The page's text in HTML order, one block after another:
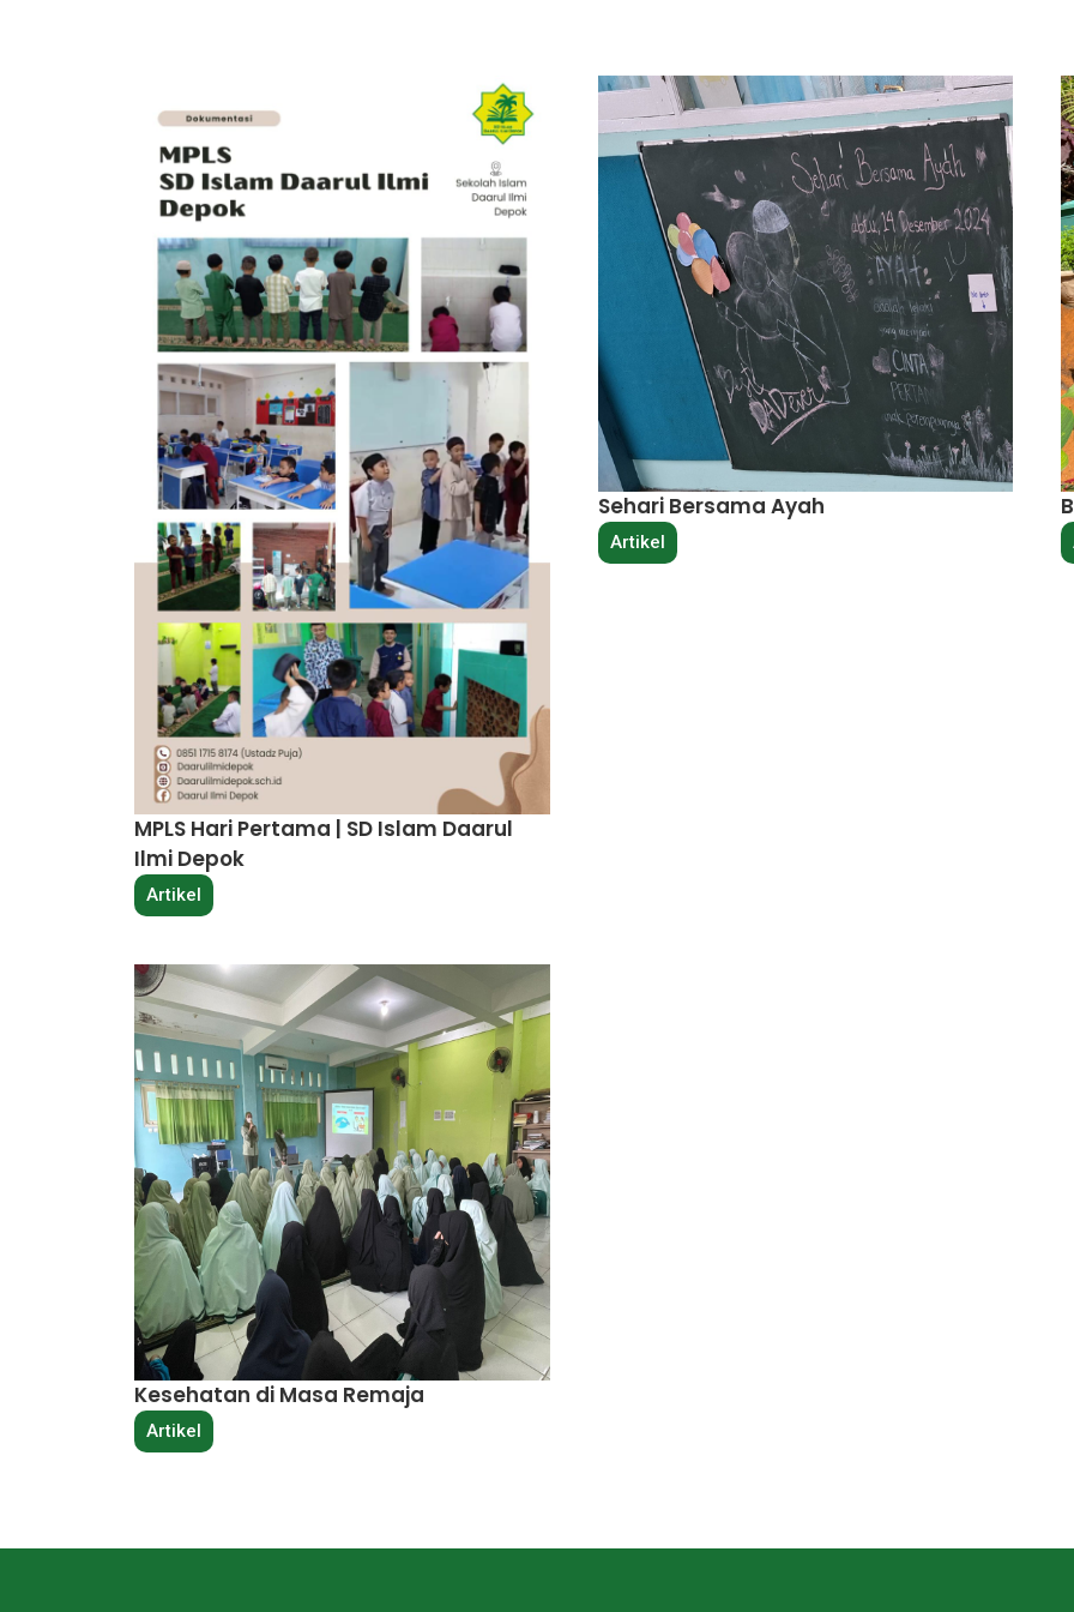
MPLS Hari Pertama | SD Islam Daarul
Ilmi Depok
Artikel
Sehari Bersama Ayah
Artikel
Kesehatan di Masa Remaja
Artikel